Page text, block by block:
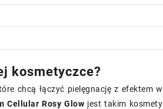
kosmetyczce?
chcą łączyć pielęgnację z efektem
Cellular Rosy Glow jest takim